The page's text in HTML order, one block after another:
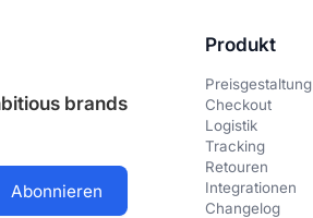
brands
Produkt
Preisgestaltung
Checkout
Logistik
Tracking
Retouren
Integrationen
Changelog